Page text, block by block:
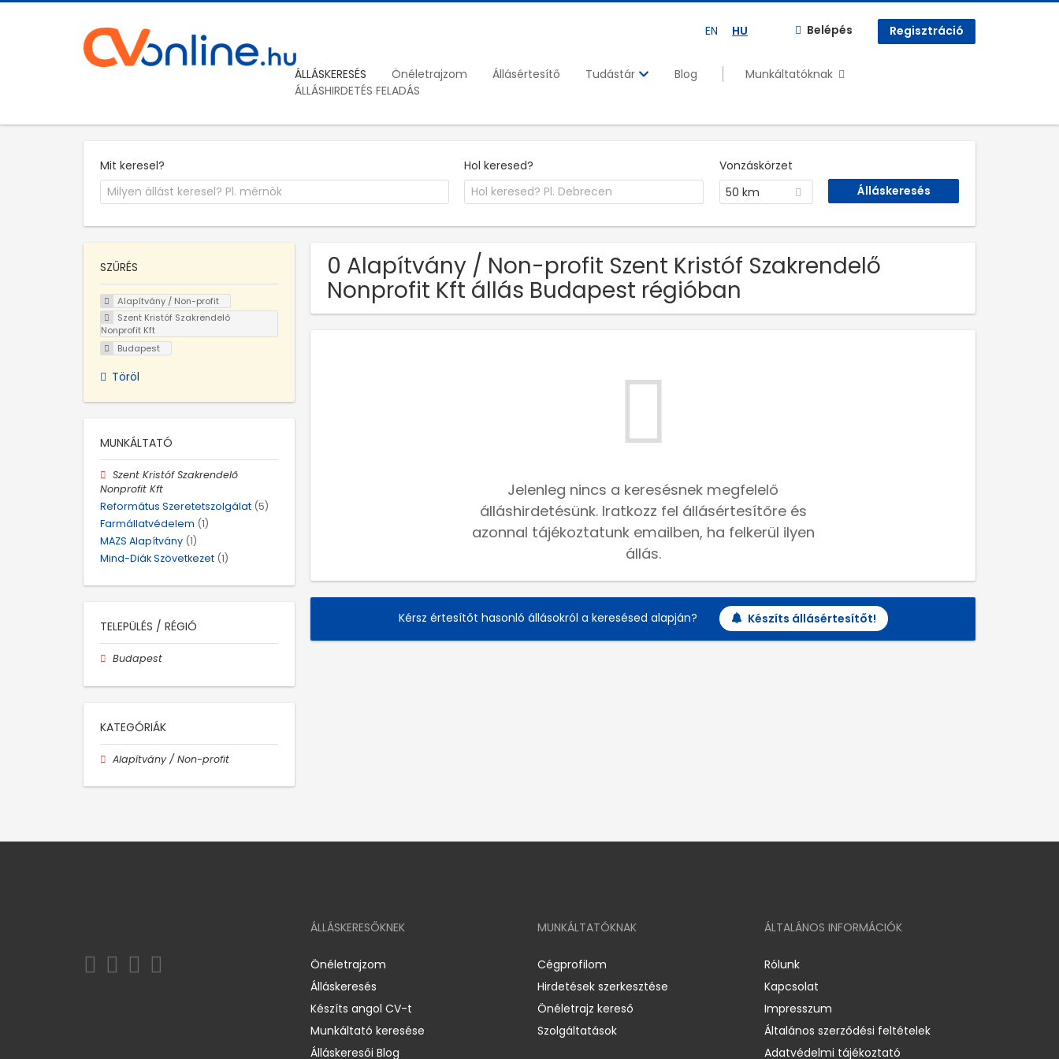
EN HU Belépés Regisztráció
ÁLLÁSKERESÉS Önéletrajzom Állásértesítő Tudástár Blog
Munkáltatóknak
ÁLLÁSHIRDETÉS FELADÁS
Mit keresel? Hol keresed?
Vonzáskörzet
50 km
0 Alapítvány / Non-profit Szent Kristóf Szakrendelő
Nonprofit Kft állás Budapest régióban
Jelenleg nincs a keresésnek megfelelő
álláshirdetésünk. Iratkozz fel állásértesítőre és
azonnal tájékoztatunk emailben, ha felkerül ilyen
állás.
Kérsz értesítőt hasonló állásokról a keresésed alapján? Készíts állásértesítőt!
SZŰRÉS
Alapítvány / Non-profit
Szent Kristóf Szakrendelő
Nonprofit Kft
Budapest
Töröl
MUNKÁLTATÓ
Szent Kristóf Szakrendelő
Nonprofit Kft
Református Szeretetszolgálat (5)
Farmállatvédelem (1)
MAZS Alapítvány (1)
Mind-Diák Szövetkezet (1)
TELEPÜLÉS / RÉGIÓ
Budapest
KATEGÓRIÁK
Alapítvány / Non-profit
ÁLLÁSKERESŐKNEK
Önéletrajzom
Álláskeresés
Készíts angol CV-t
Munkáltató keresése
Álláskeresői Blog
MUNKÁLTATÓKNAK
Cégprofilom
Hirdetések szerkesztése
Önéletrajz kereső
Szolgáltatások
ÁLTALÁNOS INFORMÁCIÓK
Rólunk
Kapcsolat
Impresszum
Általános szerződési feltételek
Adatvédelmi tájékoztató